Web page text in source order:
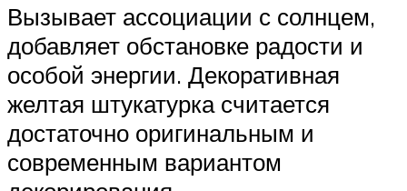
Вызывает ассоциации с солнцем,
добавляет обстановке радости и
особой энергии. Декоративная
желтая штукатурка считается
достаточно оригинальным и
современным вариантом